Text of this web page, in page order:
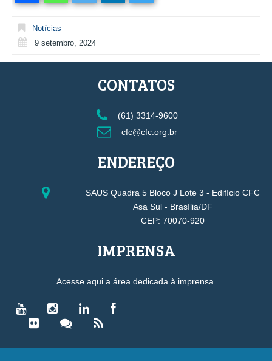
Notícias
9 setembro, 2024
CONTATOS
(61) 3314-9600
cfc@cfc.org.br
ENDEREÇO
SAUS Quadra 5 Bloco J Lote 3 - Edifício CFC
Asa Sul - Brasília/DF
CEP: 70070-920
IMPRENSA
Acesse aqui a área dedicada à imprensa.